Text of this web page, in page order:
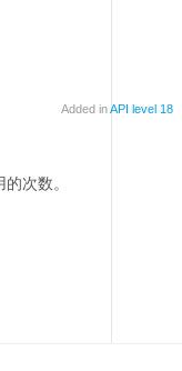
Added inAPI level 18
次数。